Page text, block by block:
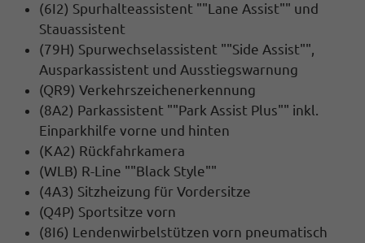
(6I2) Spurhalteassistent ""Lane Assist"" und
Stauassistent
(79H) Spurwechselassistent ""Side Assist"",
Ausparkassistent und Ausstiegswarnung
(QR9) Verkehrszeichenerkennung
(8A2) Parkassistent ""Park Assist Plus"" inkl.
Einparkhilfe vorne und hinten
(KA2) Rückfahrkamera
(WLB) R-Line ""Black Style""
(4A3) Sitzheizung für Vordersitze
(Q4P) Sportsitze vorn
(8I6) Lendenwirbelstützen vorn pneumatisch